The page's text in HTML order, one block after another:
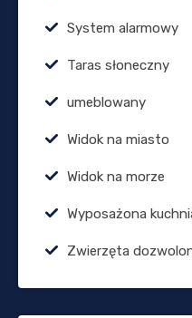
System alarmowy
Taras słoneczny
umeblowany
Widok na miasto
Widok na morze
Wyposażona
Zwierzęta